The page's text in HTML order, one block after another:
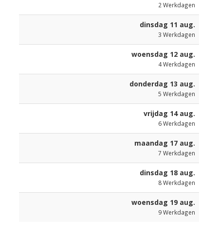
2 Werkdagen
dinsdag 11 aug.
3 Werkdagen
woensdag 12 aug.
4Werkdagen
donderdag 13 aug.
5 Werkdagen
vrijdag 14 aug.
6Werkdagen
maandag 17 aug.
7 Werkdagen
dinsdag 18 aug.
8Werkdagen
woensdag 19 aug.
9Werkdagen